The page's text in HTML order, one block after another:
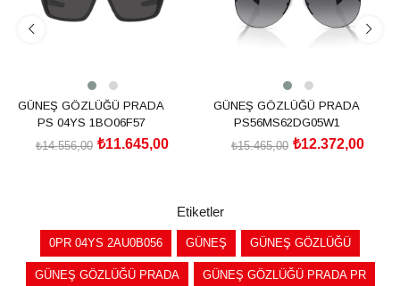
GÜNEŞ GÖZLÜĞÜ PRADA
PS 04YS 1BO06F57
₺11.645,00
₺14.556,00
GÜNEŞ GÖZLÜĞÜ PRADA
PS56MS62DG05W1
₺12.372,00
₺15.465,00
Etiketler
0PR 04YS 2AU0B056 GÜNEŞ GÜNEŞ GÖZLÜĞÜ
GÜNEŞ GÖZLÜĞÜ PRADA GÜNEŞ GÖZLÜĞÜ PRADA PR